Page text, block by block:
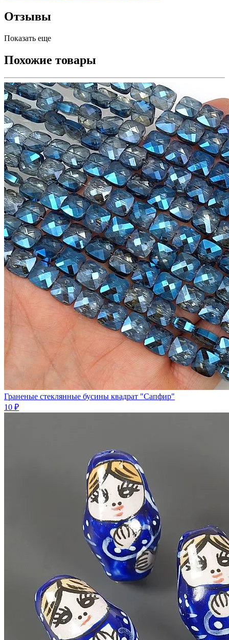
Отзывы
Показать еще
Похожие товары
Граненые стеклянные бусины квадрат "Сапфир"
10 ₽